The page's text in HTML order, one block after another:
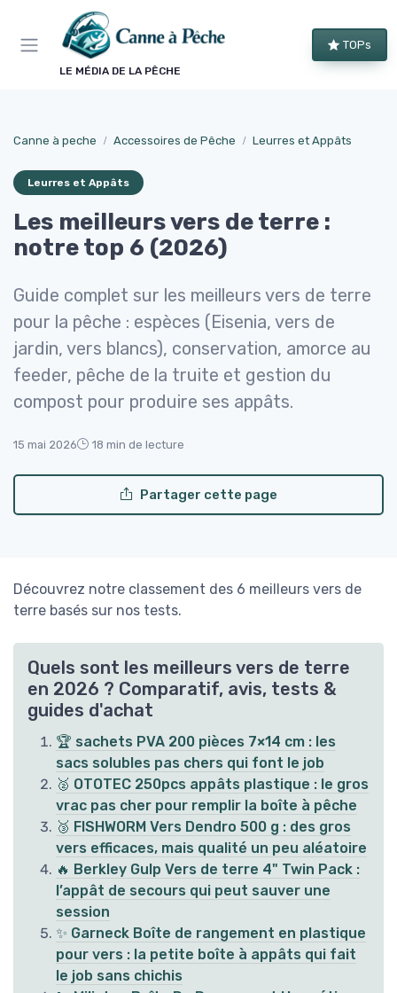
LE MÉDIA DE LA PÊCHE
TOPs
Canne à peche Accessoires de Pêche Leurres et Appâts
Leurres et Appâts
Les meilleurs vers de terre :
notre top 6 (2026)
Guide complet sur les meilleurs vers de terre
pour la pêche : espèces (Eisenia, vers de
jardin, vers blancs), conservation, amorce au
feeder, pêche de la truite et gestion du
compost pour produire ses appâts.
15 mai 2026 18 min de lecture
Partager cette page
Découvrez notre classement des 6 meilleurs vers de
terre basés sur nos tests.
Quels sont les meilleurs vers de terre
en 2026 ? Comparatif, avis, tests &
guides d'achat
🏆 sachets PVA 200 pièces 7×14 cm : les
sacs solubles pas chers qui font le job
🥈 OTOTEC 250pcs appâts plastique : le gros
vrac pas cher pour remplir la boîte à pêche
🥉 FISHWORM Vers Dendro 500 g : des gros
vers efficaces, mais qualité un peu aléatoire
🔥 Berkley Gulp Vers de terre 4" Twin Pack :
l’appât de secours qui peut sauver une
session
✨ Garneck Boîte de rangement en plastique
pour vers : la petite boîte à appâts qui fait
le job sans chichis
Panneau de gestion des cookies